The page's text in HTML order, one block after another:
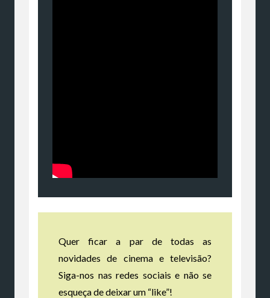
Quer ficar a par de todas as
novidades de cinema e televisão?
Siga-nos nas redes sociais e não se
esqueça de deixar um “like”!